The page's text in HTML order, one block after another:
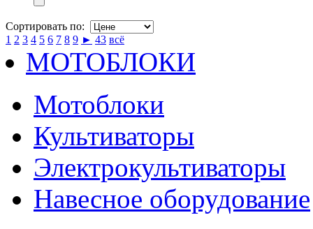
Сортировать по:
1 2 3 4 5 6 7 8 9 ► 43 всё
МОТОБЛОКИ
Мотоблоки
Культиваторы
Электрокультиваторы
Навесное оборудование